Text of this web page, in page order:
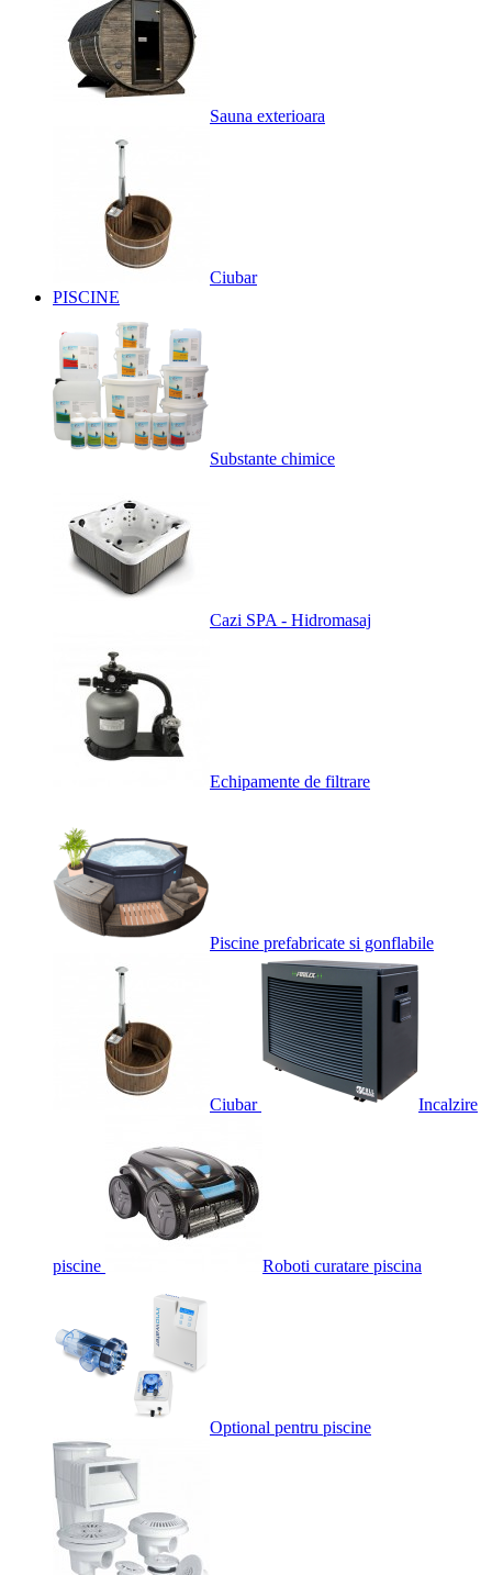
Sauna exterioara
Ciubar
PISCINE
Substante chimice
Cazi SPA - Hidromasaj
Echipamente de filtrare
Piscine prefabricate si gonflabile
Ciubar Incalzire
piscine Roboti curatare piscina
Optional pentru piscine